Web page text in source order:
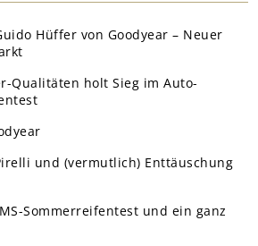
Hüffer von Goodyear – Neuer
Qualitäten holt Sieg im Auto-
und (vermutlich) Enttäuschung
Sommerreifentest und ein ganz